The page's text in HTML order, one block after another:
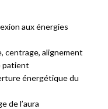
aux énergies
centrage, alignement
patient
énergétique du
de l’aura